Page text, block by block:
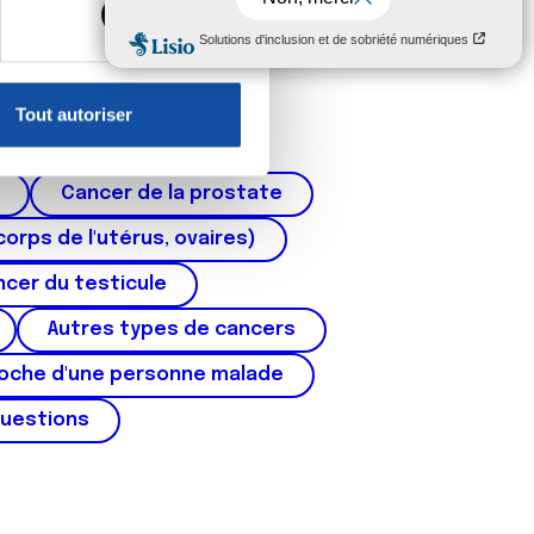
reportez-vous à lasection «
sur les cookies.
informations que
Tout autoriser
Cancer de la prostate
de l'utérus, ovaires)
du testicule
Autres types de cancers
d'une personne malade